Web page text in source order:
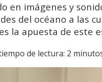
en imágenes y
del océano a las
la apuesta de este
de lectura: 2